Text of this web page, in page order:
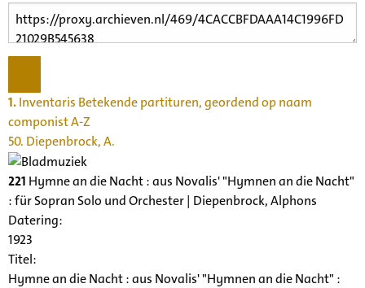
1.Inventaris Betekende partituren, geordend op naam
componist A-Z
50. Diepenbrock, A.
221 Hymne an die Nacht : aus Novalis' "Hymnen an die Nacht"
: für Sopran Solo und Orchester | Diepenbrock, Alphons
Datering:
1923
Titel:
Hymne an die Nacht : aus Novalis' "Hymnen an die Nacht" :